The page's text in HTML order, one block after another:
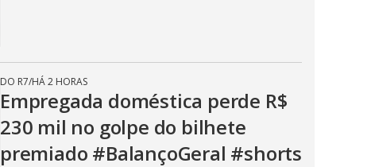
DO R7/HÁ 2 HORAS
Empregada doméstica perde R$
230 mil no golpe do bilhete
premiado #BalançoGeral #shorts